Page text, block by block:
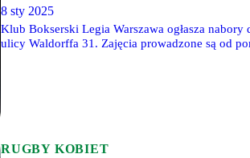
8 sty 2025
Klub Bokserski Legia Warszawa ogłasza
ulicy Waldorffa 31. Zajęcia prowadzone są od
RUGBY KOBIET